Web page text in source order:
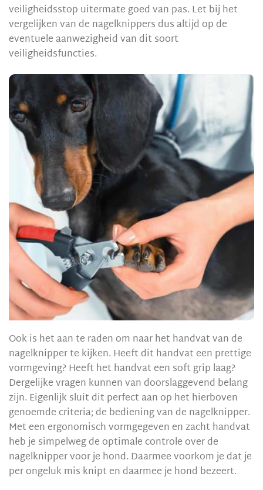
veiligheidsstop uitermate goed van pas. Let bij het
vergelijken van de nagelknippers dus altijd op de
eventuele aanwezigheid van dit soort
veiligheidsfuncties.
Ook is het aan te raden om naar het handvat van de
nagelknipper te kijken. Heeft dit handvat een prettige
vormgeving? Heeft het handvat een soft grip laag?
Dergelijke vragen kunnen van doorslaggevend belang
zijn. Eigenlijk sluit dit perfect aan op het hierboven
genoemde criteria; de bediening van de nagelknipper.
Met een ergonomisch vormgegeven en zacht handvat
heb je simpelweg de optimale controle over de
nagelknipper voor je hond. Daarmee voorkom je dat je
per ongeluk mis knipt en daarmee je hond bezeert.